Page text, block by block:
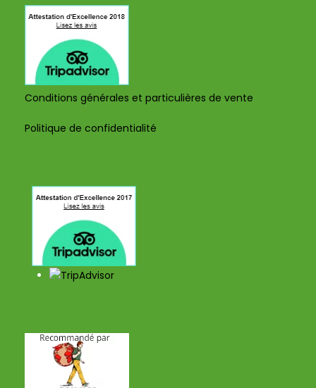
Conditions générales et particulières de vente
Politique de confidentialité